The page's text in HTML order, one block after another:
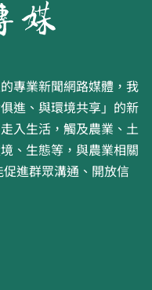
專業新聞網路媒體，我
進、與環境共享」的新
入生活，觸及農業、土
、生態等，與農業相關
進群眾溝通、開放信